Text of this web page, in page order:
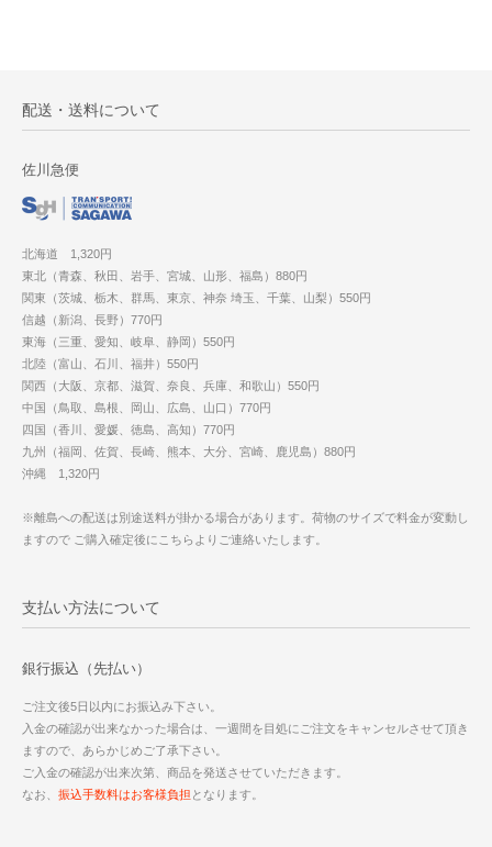
配送・送料について
佐川急便
北海道 1,320円
東北（青森、秋田、岩手、宮城、山形、福島）880円
関東（茨城、栃木、群馬、東京、神奈 埼玉、千葉、山梨）550円
信越（新潟、長野）770円
東海（三重、愛知、岐阜、静岡）550円
北陸（富山、石川、福井）550円
関西（大阪、京都、滋賀、奈良、兵庫、和歌山）550円
中国（鳥取、島根、岡山、広島、山口）770円
四国（香川、愛媛、徳島、高知）770円
九州（福岡、佐賀、長崎、熊本、大分、宮崎、鹿児島）880円
沖縄 1,320円
※離島への配送は別途送料が掛かる場合があります。荷物のサイズで料金が変動し
ますので ご購入確定後にこちらよりご連絡いたします。
支払い方法について
銀行振込（先払い）
ご注文後5日以内にお振込み下さい。
入金の確認が出来なかった場合は、一週間を目処にご注文をキャンセルさせて頂き
ますので、あらかじめご了承下さい。
ご入金の確認が出来次第、商品を発送させていただきます。
なお、 振込手数料はお客様負担 となります。